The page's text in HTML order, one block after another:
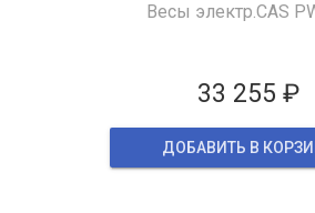
Весы электр.CAS
33 255 ₽
ДОБАВИТЬ В